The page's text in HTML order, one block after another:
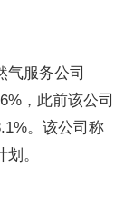
气服务公司
，此前该公司
。该公司称
。